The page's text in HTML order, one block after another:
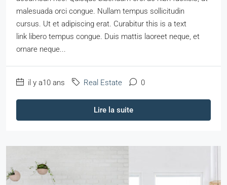
malesuada orci congue. Nullam tempus sollicitudin
cursus. Ut et adipiscing erat. Curabitur this is a text
link libero tempus congue. Duis mattis laoreet neque, et
ornare neque...
il y a10 ans Real Estate 0
Lire la suite